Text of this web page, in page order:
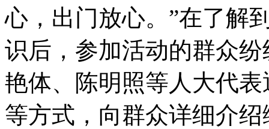
心，出门放心。”在了解
识后，参加活动的群众
艳体、陈明照等人大代
等方式，向群众详细介